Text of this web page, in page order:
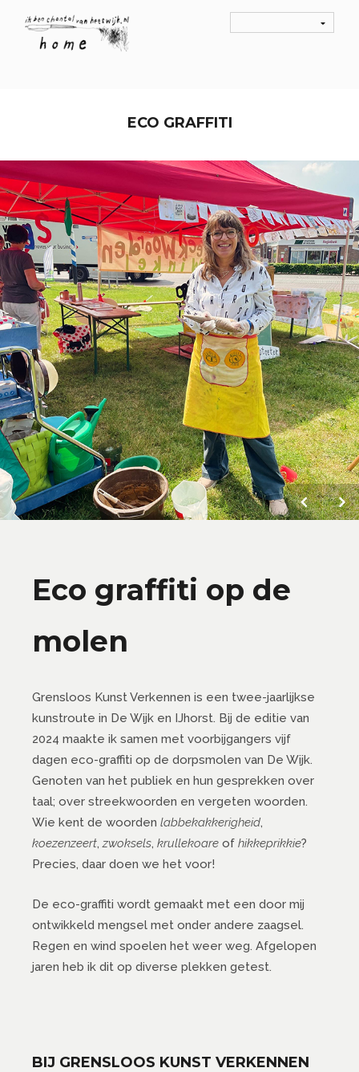
ECO GRAFFITI
Eco graffiti op de
molen
Grensloos Kunst Verkennen is een twee-jaarlijkse
kunstroute in De Wijk en IJhorst. Bij de editie van
2024 maakte ik samen met voorbijgangers vijf
dagen eco-graffiti op de dorpsmolen van De Wijk.
Genoten van het publiek en hun gesprekken over
taal; over streekwoorden en vergeten woorden.
Wie kent de woorden labbekakkerigheid,
koezenzeert,zwoksels, krullekoare of hikkeprikkie?
Precies, daar doen we het voor!
De eco-graffiti wordt gemaakt met een door mij
ontwikkeld mengsel met onder andere zaagsel.
Regen en wind spoelen het weer weg. Afgelopen
jaren heb ik dit op diverse plekken getest.
BIJ GRENSLOOS KUNST VERKENNEN